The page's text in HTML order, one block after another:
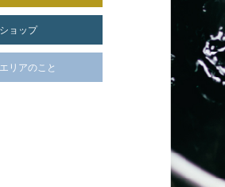
ショップ
リアのこと